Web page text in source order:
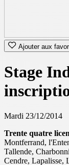
Ajouter aux
Stage
Mardi 23/12/2014
Trente quatre
Montferrand,
Tallende,
Cendre, Lapalisse,